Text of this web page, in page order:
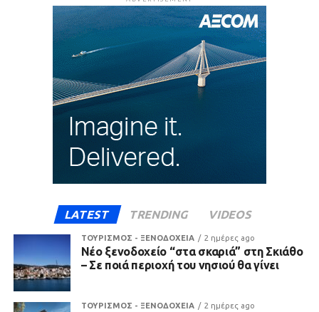
LATEST TRENDING VIDEOS
ΤΟΥΡΙΣΜΟΣ - ΞΕΝΟΔΟΧΕΙΑ 2 ημέρες ago
Νέο ξενοδοχείο “στα σκαριά” στη Σκιάθο
– Σε ποιά περιοχή του νησιού θα γίνει
ΤΟΥΡΙΣΜΟΣ - ΞΕΝΟΔΟΧΕΙΑ 2 ημέρες ago